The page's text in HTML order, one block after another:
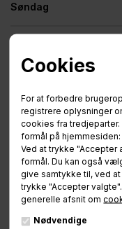
Cookies
For at forbedre
registrere oplysninger
cookies fra
formål på
Ved at trykke "Accepter
formål. Du kan også
give samtykke til, ved
trykke "Accepter
generelle afsnit om
Nødvendige
Søndag